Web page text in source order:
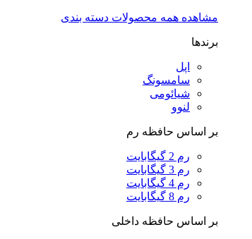
مشاهده همه محصولات دسته بندی
برندها
اپل
سامسونگ
شیائومی
لنوو
بر اساس حافظه رم
رم 2 گیگابایت
رم 3 گیگابایت
رم 4 گیگابایت
رم 8 گیگابایت
بر اساس حافظه داخلی